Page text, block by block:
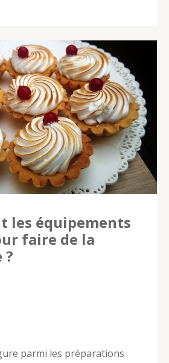
les équipements
faire de la
?
parmi les préparations